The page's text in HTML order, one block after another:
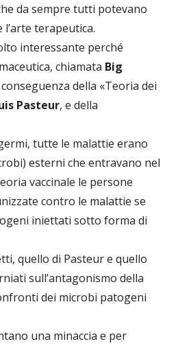
da sempre tutti potevano
terapeutica.
interessante perché
chiamata Big
della «Teoria dei
Pasteur, e della
tutte le malattie erano
esterni che entravano nel
vaccinale le persone
contro le malattie se
iniettati sotto forma di
quello di Pasteur e quello
sull’antagonismo della
dei microbi patogeni
una minaccia e per